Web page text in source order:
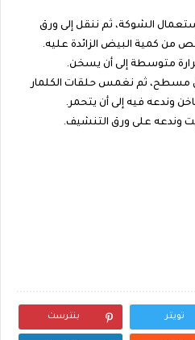
الشوكة، ثم ننقل إلى ورق
من كمية البيض الزائدة عليه.
حرارة متوسطة إلى أن يسخن.
مسطح، ثم نغمس حلقات الكلمار
وندعه فيه إلى أن يتحمر.
وندعه على ورق التنشيف.
تويتر بنترست